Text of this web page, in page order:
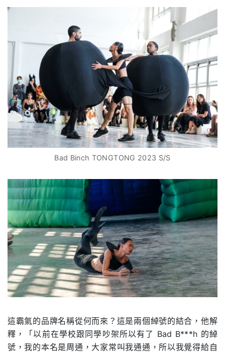
Bad Binch TONGTONG 2023 S/S
這霸氣的品牌名稱從何而來？這是兩個綽號的結合，他解
釋，「以前在學校跟同學吵架所以有了 Bad B***h 的綽
號，我的本名是周通，大家常叫我通通，所以我覺得給自